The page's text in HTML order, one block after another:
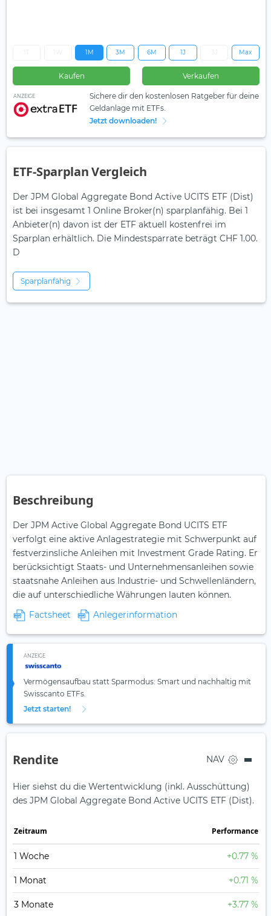
1M 3M 6M 1J Max
Kaufen Verkaufen
ANZEIGE
Sichere dir den kostenlosen Ratgeber für deine
Geldanlage mit ETFs.
Jetzt downloaden!
ETF-Sparplan Vergleich
Der JPM Global Aggregate Bond Active UCITS ETF (Dist)
ist bei insgesamt 1 Online Broker(n) sparplanfähig. Bei 1
Anbieter(n) davon ist der ETF aktuell kostenfrei im
Sparplan erhältlich. Die Mindestsparrate beträgt CHF 1.00.
D
Sparplanfähig
Beschreibung
Der JPM Active Global Aggregate Bond UCITS ETF
verfolgt eine aktive Anlagestrategie mit Schwerpunkt auf
festverzinsliche Anleihen mit Investment Grade Rating. Er
berücksichtigt Staats- und Unternehmensanleihen sowie
staatsnahe Anleihen aus Industrie- und Schwellenländern,
die auf unterschiedliche Währungen lauten können.
Factsheet
Anlegerinformation
ANZEIGE
Vermögensaufbau statt Sparmodus: Smart und nachhaltig mit
Swisscanto ETFs.
Jetzt starten!
Rendite NAV
Hier siehst du die Wertentwicklung (inkl. Ausschüttung)
des JPM Global Aggregate Bond Active UCITS ETF (Dist).
Zeit­raum Perfor­mance
1 Woche +0.77 %
1 Monat +0.71 %
3 Monate +3.77 %